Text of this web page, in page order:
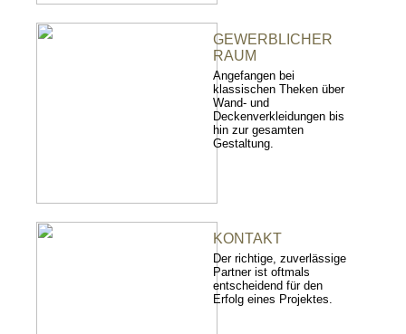
GEWERBLICHER
RAUM
Angefangen bei
klassischen Theken über
Wand- und
Deckenverkleidungen bis
hin zur gesamten
Gestaltung.
KONTAKT
Der richtige, zuverlässige
Partner ist oftmals
entscheidend für den
Erfolg eines Projektes.